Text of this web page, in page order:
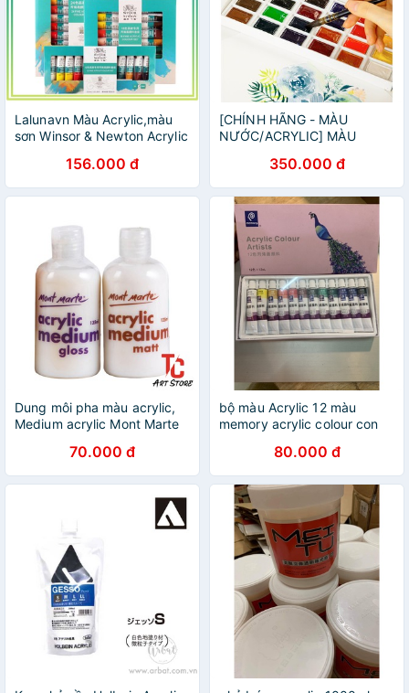
Lalunavn Màu Acrylic,màu
sơn Winsor & Newton Acrylic
156.000 đ
[CHÍNH HÃNG - MÀU
NƯỚC/ACRYLIC] MÀU
350.000 đ
Dung môi pha màu acrylic,
Medium acrylic Mont Marte
70.000 đ
bộ màu Acrylic 12 màu
memory acrylic colour con
80.000 đ